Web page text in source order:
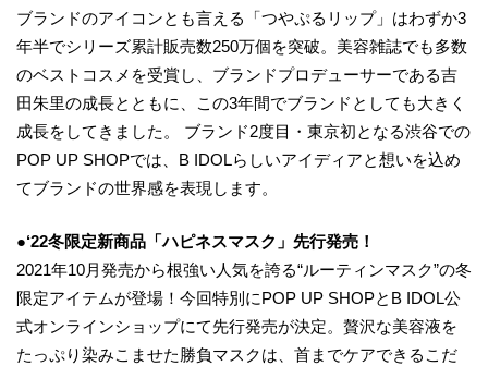
ブランドのアイコンとも⾔える「つやぷるリップ」はわずか3
年半でシリーズ累計販売数250万個を突破。美容雑誌でも多数
のベストコスメを受賞し、ブランドプロデューサーである吉
田朱⾥の成⻑とともに、この3年間でブランドとしても⼤きく
成⻑をしてきました。 ブランド2度目・東京初となる渋谷での
POP UP SHOPでは、B IDOLらしいアイディアと想いを込め
てブランドの世界感を表現します。
●‘22冬限定新商品「ハピネスマスク」先行発売 ！
2021年10月発売から根強い人気を誇る“ルーティンマスク”の冬
限定アイテムが登場！今回特別にPOP UP SHOPとB IDOL公
式オンラインショップにて先行発売が決定。贅沢な美容液を
たっぷり染みこませた勝負マスクは、首までケアできるこだ